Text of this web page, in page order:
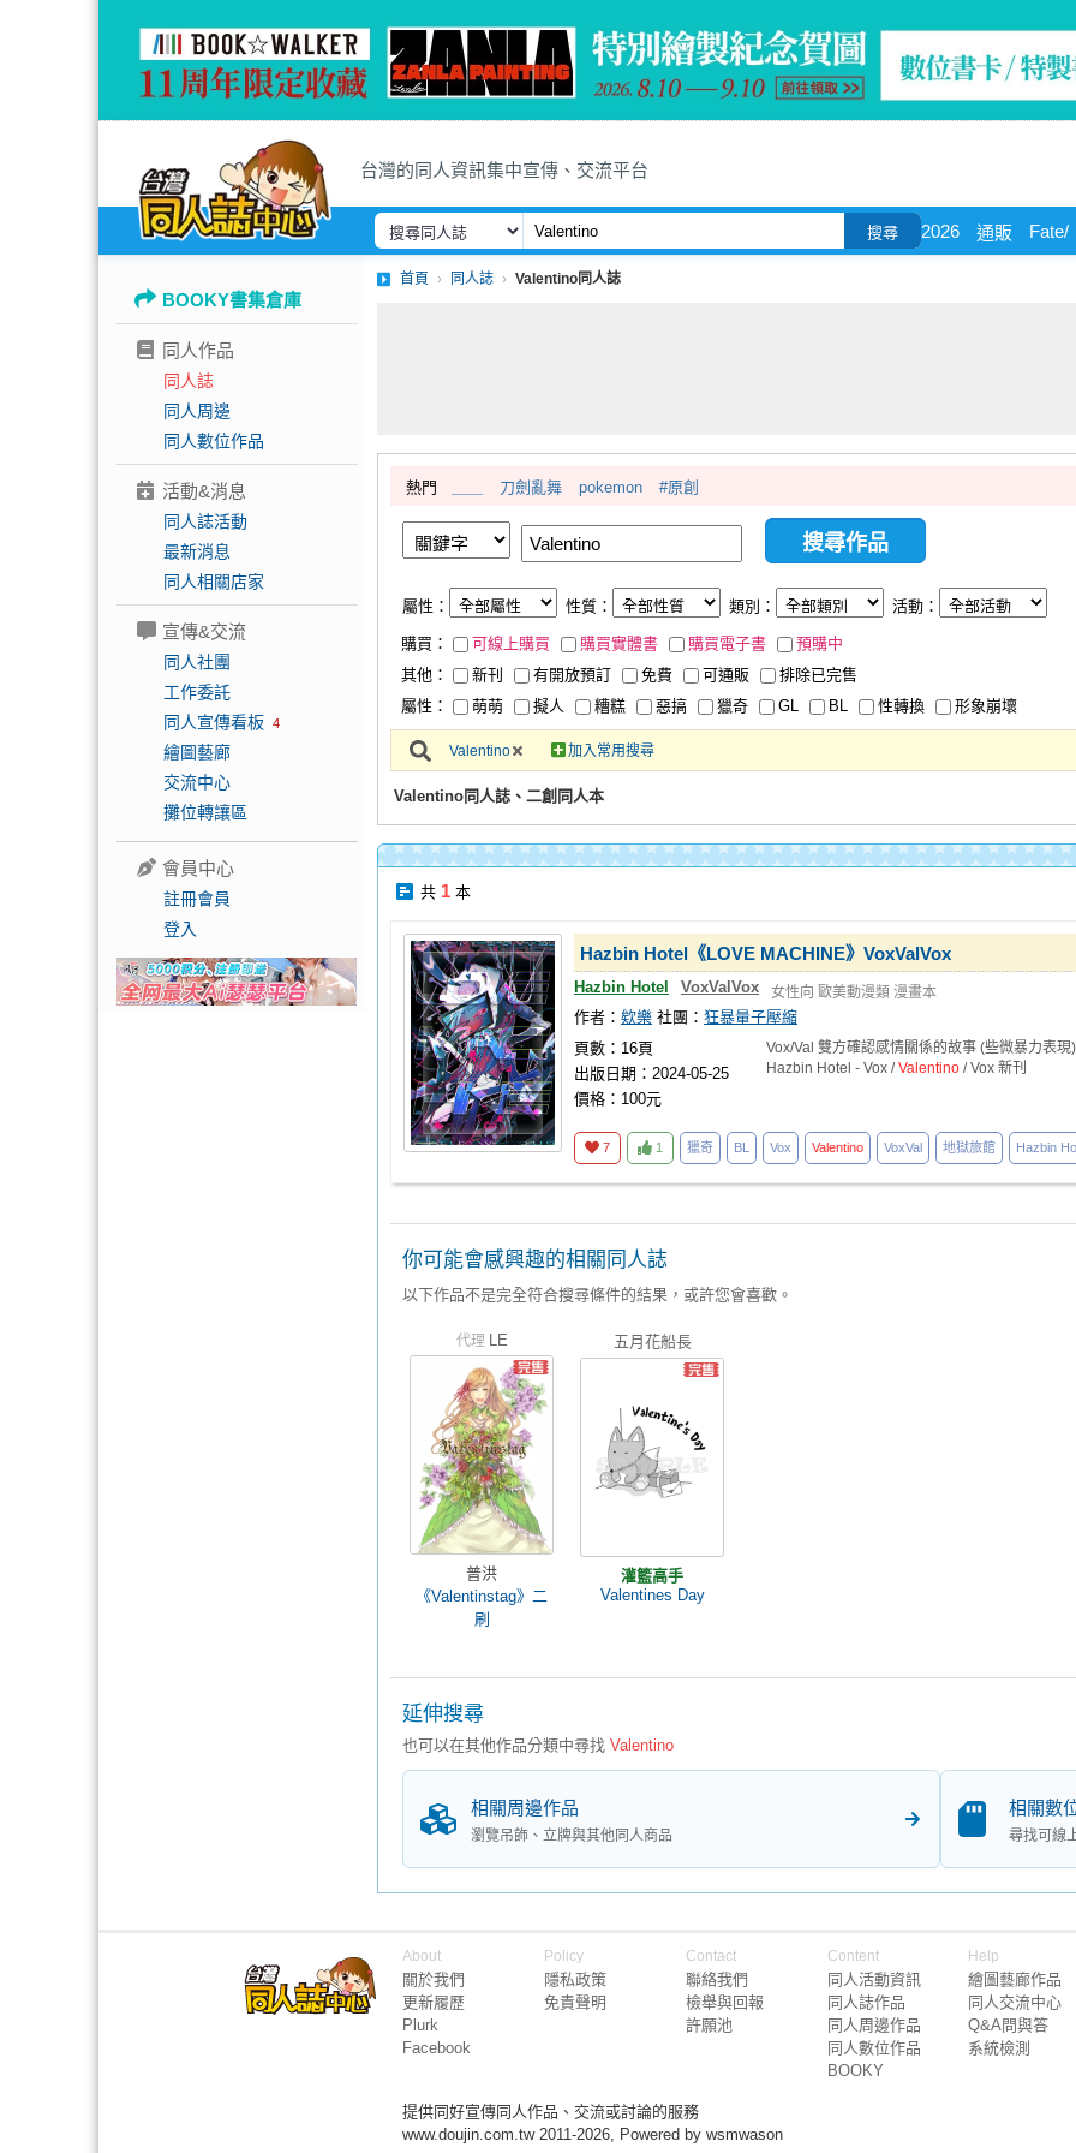
台灣的同人資訊集中宣傳、交流平台
搜尋 2026 通販 Fate/
BOOKY書集倉庫
同人作品
同人誌
同人周邊
同人數位作品
活動&消息
同人誌活動
最新消息
同人相關店家
宣傳&交流
同人社團
工作委託
同人宣傳看板 4
繪圖藝廊
交流中心
攤位轉讓區
會員中心
註冊會員
登入
首頁 同人誌 Valentino同人誌
熱門 刀劍亂舞 pokemon #原創
屬性： 性質： 類別： 活動：
購買： 可線上購買 購買實體書 購買電子書
預購中
其他：
新刊 有開放預訂 免費 可通販
排除已完售
屬性：
萌萌 擬人 糟糕 惡搞 獵奇 GL BL 性轉換 形象崩壞
Valentino 加入常用搜尋
Valentino同人誌、二創同人本
共 1 本
Hazbin Hotel《LOVE MACHINE》VoxValVox
Hazbin Hotel VoxValVox 女性向 歐美動漫類 漫畫本
作者： 欸樂 社團： 狂暴量子壓縮
頁數：16頁
出版日期：2024-05-25
價格：100元
Vox/Val 雙方確認感情關係的故事 (些微暴力表現)
Hazbin Hotel - Vox /Valentino / Vox 新刊
7 1 獵奇 BL Vox Valentino VoxVal 地獄旅館 Hazbin
你可能會感興趣的相關同人誌
以下作品不是完全符合搜尋條件的結果，或許您會喜歡。
代理 LE
普洪
《Valentinstag》二
刷
五月花船長
灌籃高手
Valentines Day
延伸搜尋
也可以在其他作品分類中尋找 Valentino
相關周邊作品
瀏覽吊飾、立牌與其他同人商品
相關數
尋找可線
About
關於我們
更新履歷
Plurk
Facebook
Policy
隱私政策
免責聲明
Contact
聯絡我們
檢舉與回報
許願池
Content
同人活動資訊
同人誌作品
同人周邊作品
同人數位作品
BOOKY
Help
繪圖藝廊作品
同人交流中心
Q&A問與答
系統檢測
提供同好宣傳同人作品、交流或討論的服務
www.doujin.com.tw 2011-2026, Powered by wsmwason